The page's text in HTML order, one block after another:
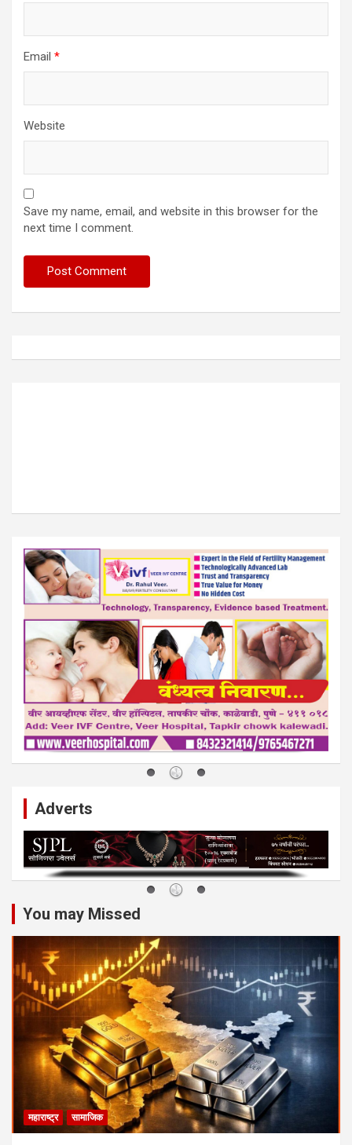
Email *
Website
Save my name, email, and website in this browser for the
next time I comment.
Adverts
You may Missed
महाराष्ट्र सामाजिक